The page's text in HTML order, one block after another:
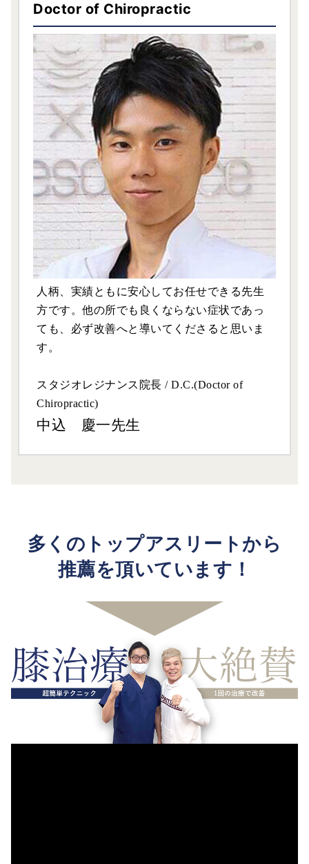
Doctor of Chiropractic
人柄、実績ともに安心してお任せできる先生
方です。他の所でも良くならない症状であっ
ても、必ず改善へと導いてくださると思いま
す。
スタジオレジナンス院長 / D.C.(Doctor of
Chiropractic)
中込 慶一先生
多くのトップアスリートから
推薦を頂いています！